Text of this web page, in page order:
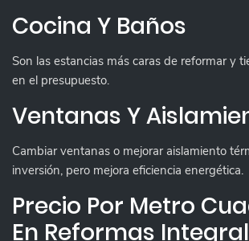
Cocina Y Baños
Son las estancias más caras de reformar y
en el presupuesto.
Ventanas Y
Cambiar ventanas o mejorar aislamiento
inversión, pero mejora eficiencia energética.
Precio Por Metro
En Reformas